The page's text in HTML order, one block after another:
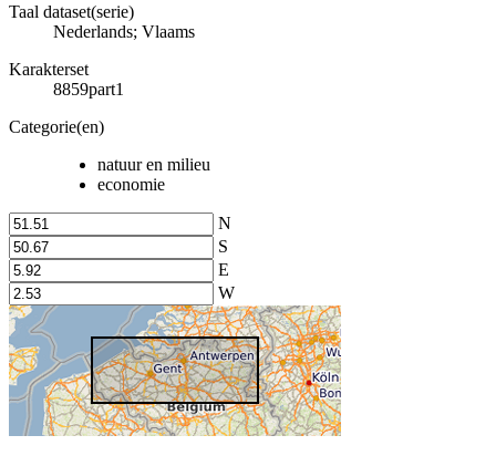
Taal dataset(serie)
Nederlands; Vlaams
Karakterset
8859part1
Categorie(en)
natuur en milieu
economie
N
S
E
W